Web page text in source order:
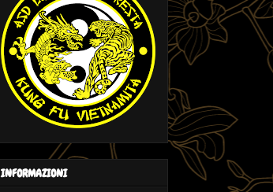
INFORMAZIONI